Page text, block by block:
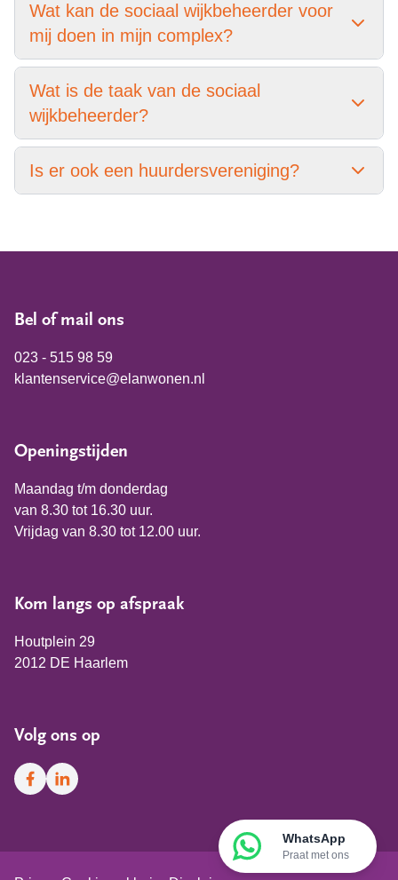
Wat kan de sociaal wijkbeheerder voor
mij doen in mijn complex?
Wat is de taak van de sociaal
wijkbeheerder?
Is er ook een huurdersvereniging?
Bel of mail ons
023 - 515 98 59
klantenservice@elanwonen.nl
Openingstijden
Maandag t/m donderdag
van 8.30 tot 16.30 uur.
Vrijdag van 8.30 tot 12.00 uur.
Kom langs op afspraak
Houtplein 29
2012 DE Haarlem
Volg ons op
Facebook
LinkedIn
WhatsApp
Praat met ons